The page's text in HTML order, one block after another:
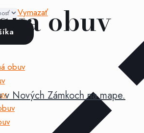
obuv
obuv
Vymazať
Nových Zámkoch na mape.